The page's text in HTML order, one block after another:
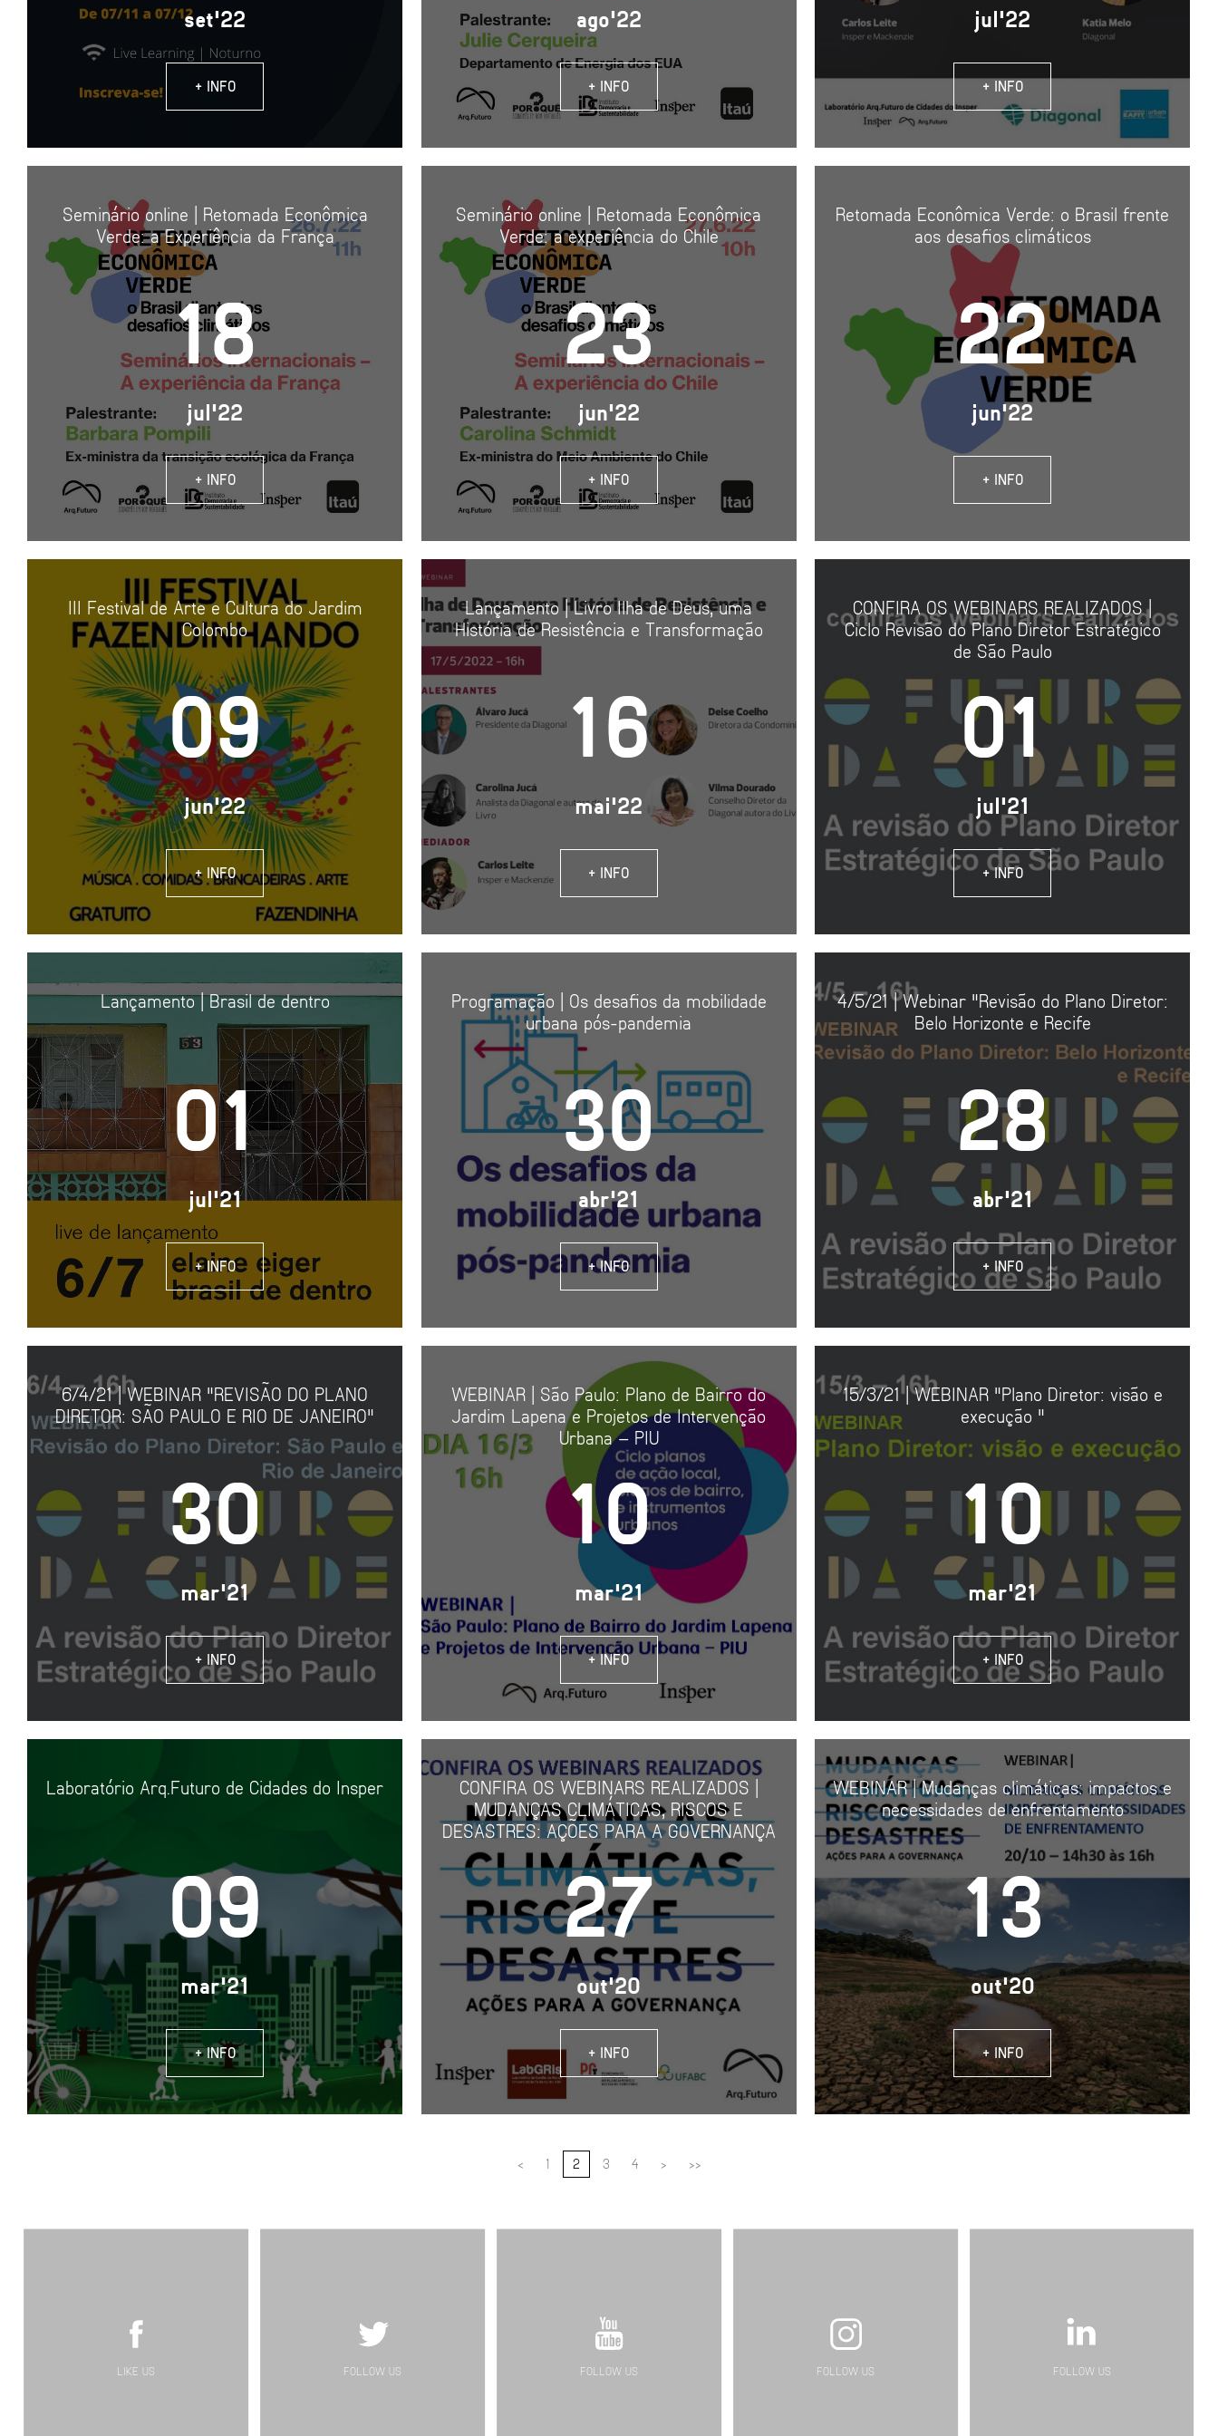
set'22
+ INFO
ago'22
+ INFO
jul'22
+ INFO
Seminário online | Retomada Econômica
Verde: a Experiência da França
18
jul'22
+ INFO
Seminário online | Retomada Econômica
Verde: a experiência do Chile
23
jun'22
+ INFO
Retomada Econômica Verde: o Brasil frente
aos desafios climáticos
22
jun'22
+ INFO
III Festival de Arte e Cultura do Jardim
Colombo
09
jun'22
+ INFO
Lançamento | Livro Ilha de Deus, uma
História de Resistência e Transformação
16
mai'22
+ INFO
CONFIRA OS WEBINARS REALIZADOS |
Ciclo Revisão do Plano Diretor Estratégico
de São Paulo
01
jul'21
+ INFO
Lançamento | Brasil de dentro
01
jul'21
+ INFO
Programação | Os desafios da mobilidade
urbana pós-pandemia
30
abr'21
+ INFO
4/5/21 | Webinar "Revisão do Plano Diretor:
Belo Horizonte e Recife
28
abr'21
+ INFO
6/4/21 | WEBINAR "REVISÃO DO PLANO
DIRETOR: SÃO PAULO E RIO DE JANEIRO"
30
mar'21
+ INFO
WEBINAR | São Paulo: Plano de Bairro do
Jardim Lapena e Projetos de Intervenção
Urbana – PIU
10
mar'21
+ INFO
15/3/21 | WEBINAR "Plano Diretor: visão e
execução "
10
mar'21
+ INFO
Laboratório Arq.Futuro de Cidades do Insper
09
mar'21
+ INFO
CONFIRA OS WEBINARS REALIZADOS |
MUDANÇAS CLIMÁTICAS, RISCOS E
DESASTRES: AÇÕES PARA A GOVERNANÇA
27
out'20
+ INFO
WEBINAR | Mudanças climáticas: impactos e
necessidades de enfrentamento
13
out'20
+ INFO
< 1 2 3 4 > >>
LIKE US FOLLOW US FOLLOW US FOLLOW US FOLLOW US